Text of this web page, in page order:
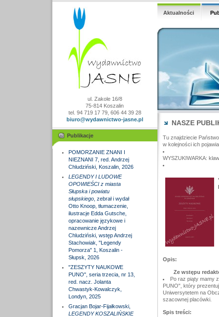
ul. Zakole 16/8
75-814 Koszalin
tel. 94 719 17 79, 606 44 39 28
biuro@wydawnictwo-jasne.pl
Publikacje
POMORZANIE ZNANI I
NIEZNANI 7, red. Andrzej
Chludziński, Koszalin, 2026
LEGENDY I LUDOWE
OPOWIEŚCI z miasta
Słupska i powiatu
słupskiego, zebrał i wydał
Otto Knoop, tłumaczenie,
ilustracje Edda Gutsche,
opracowanie językowe i
nazewnicze Andrzej
Chludziński, wstęp Andrzej
Stachowiak, "Legendy
Pomorza" 1, Koszalin -
Słupsk, 2026
"ZESZYTY NAUKOWE
PUNO", seria trzecia, nr 13,
red. nacz. Jolanta
Chwastyk-Kowalczyk,
Londyn, 2025
Gracjan Bojar-Fijałkowski,
LEGENDY KOSZALIŃSKIE
Aktualności
NASZE
Tu znajdziecie
w kolejności ich
WYSZUKIWARKA:
Opis:
Ze wstępu
Po raz piąty mamy
PUNO", który
Uniwersytetem na
szacownej placówki.
Spis treści: